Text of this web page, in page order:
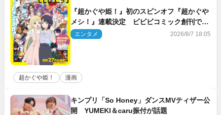
『超かぐや姫！』初のスピンオフ『超かぐや
メシ！』連載決定 ビビビコミック創刊で31
作品一挙公開
エンタメ 2026/8/7 18:05
超かぐや姫！ 漫画
キンプリ「So Honey」ダンスMVティザー公
開 YUMEKI＆caru振付が話題